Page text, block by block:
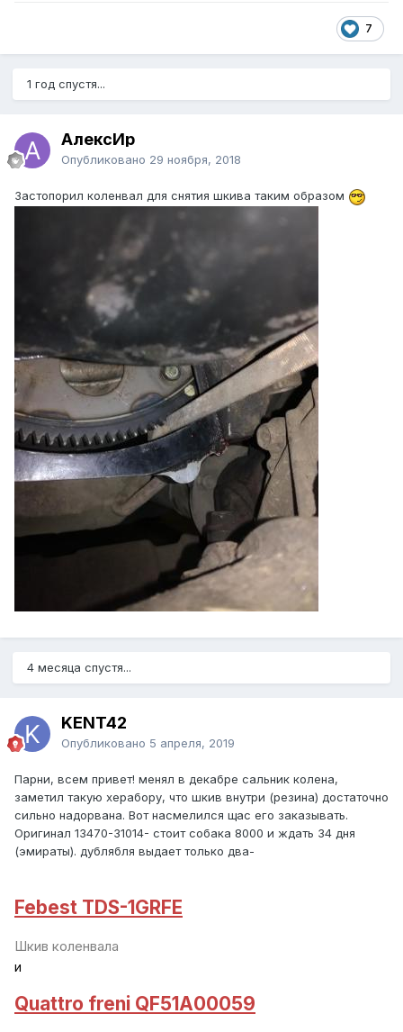
7
1 год спустя...
АлексИр
Опубликовано 29 ноября, 2018
Застопорил коленвал для снятия шкива таким образом
4 месяца спустя...
KENT42
Опубликовано 5 апреля, 2019
Парни, всем привет! менял в декабре сальник колена,
заметил такую херабору, что шкив внутри (резина) достаточно
сильно надорвана. Вот насмелился щас его заказывать.
Оригинал 13470-31014- стоит собака 8000 и ждать 34 дня
(эмираты). дублябля выдает только два-
Febest TDS-1GRFE
Шкив коленвала
и
Quattro freni QF51A00059